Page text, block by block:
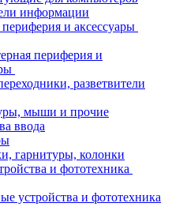
информации
и аксессуары
периферия и
разветвители
мыши и прочие
ввода
гарнитуры, колонки
и фототехника
устройства и фототехника